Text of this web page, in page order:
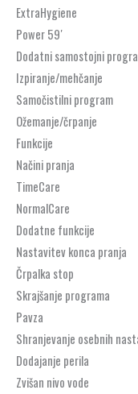
ExtraHygiene
Power 59′
Dodatni samostojni
Izpiranje/mehčanje
Samočistilni program
Ožemanje/črpanje
Funkcije
Načini pranja
TimeCare
NormalCare
Dodatne funkcije
Nastavitev konca pranja
Črpalka stop
Skrajšanje programa
Pavza
Shranjevanje osebnih
Dodajanje perila
Zvišan nivo vode